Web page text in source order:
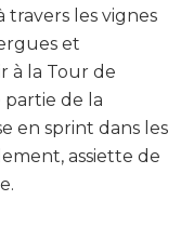
travers les vignes
et
à la Tour de
partie de la
en sprint dans les
assiette de